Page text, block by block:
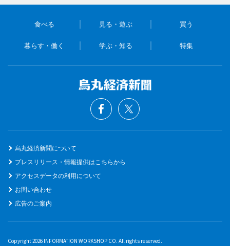
食べる 見る・遊ぶ 買う
暮らす・働く 学ぶ・知る 特集
烏丸経済新聞について
プレスリリース・情報提供はこちらから
アクセスデータの利用について
お問い合わせ
広告のご案内
Copyright 2026 INFORMATION WORKSHOP CO. All rights reserved.